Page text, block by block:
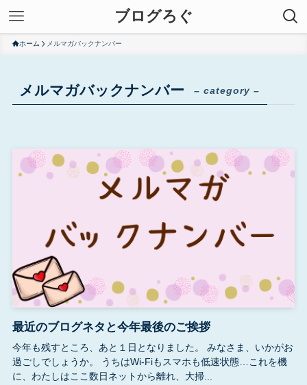
ブログろぐ
ホーム メルマガバックナンバー
メルマガバックナンバー – category –
最近のブログネタと今年最後のご挨拶
今年も残すところ、あと１日となりました。 みなさま、いかがお
過ごしでしょうか。 うちはWi-Fiもスマホも低速状態…これを機
に、わたしはここ数日ネットから離れ、大掃...